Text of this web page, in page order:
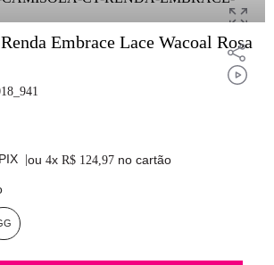
Embrace Lace Wacoal Rosa
ou 4x R$ 124,97 no cartão